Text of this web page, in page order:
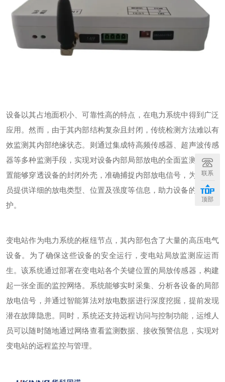
设备以其占地面积小、可靠性高的特点，在电力系统中得到广泛
应用。然而，由于其内部结构复杂且封闭，传统检测方法难以有
效监测其内部绝缘状态。则通过集成特高频传感器、超声波传感
器等多种监测手段，实现对设备内部局部放电的全面监测。该装
置能够穿透设备的封闭外壳，准确捕捉内部放电信号，为运维人
员提供详细的放电类型、位置及强度等信息，助力设备的精准维
护。
变电站作为电力系统的枢纽节点，其内部包含了大量的高压电气
设备。为了确保这些设备的安全运行，变电站局放监测应运而
生。该系统通过部署在变电站各个关键位置的局放传感器，构建
起一张全面的监控网络。系统能够实时采集、分析各设备的局部
放电信号，并通过智能算法对放电数据进行深度挖掘，提前发现
潜在故障隐患。同时，系统还支持远程访问与控制功能，运维人
员可以随时随地通过网络查看监测数据、接收预警信息，实现对
变电站的远程监控与管理。
联系
顶部